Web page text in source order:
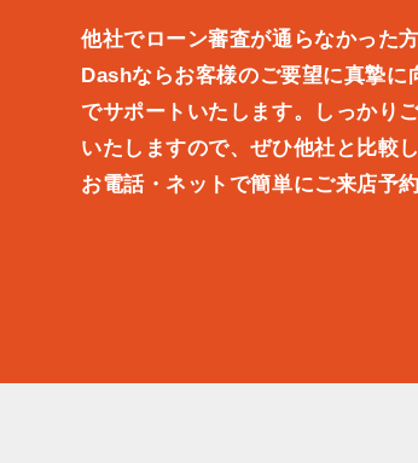
他社でローン審査が通らなかった
Dashならお客様のご要望に真摯に
でサポートいたします。しっかり
いたしますので、ぜひ他社と比較
お電話・ネットで簡単にご来店予